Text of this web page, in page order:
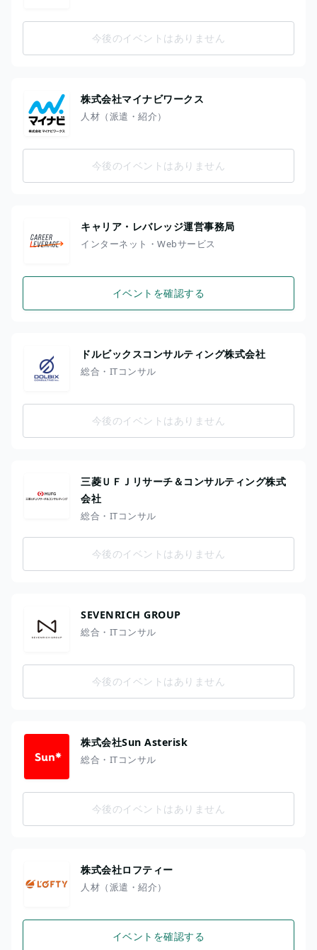
今後のイベントはありません
株式会社マイナビワークス
人材（派遣・紹介）
今後のイベントはありません
キャリア・レバレッジ運営事務局
インターネット・Webサービス
イベントを確認する
ドルビックスコンサルティング株式会社
総合・ITコンサル
今後のイベントはありません
三菱ＵＦＪリサーチ＆コンサルティング株式
会社
総合・ITコンサル
今後のイベントはありません
SEVENRICH GROUP
総合・ITコンサル
今後のイベントはありません
株式会社Sun Asterisk
総合・ITコンサル
今後のイベントはありません
株式会社ロフティー
人材（派遣・紹介）
イベントを確認する